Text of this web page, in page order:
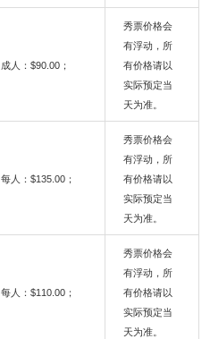
成人：$90.00；
秀票价格会
有浮动，所
有价格请以
实际预定当
天为准。
每人：$135.00；
秀票价格会
有浮动，所
有价格请以
实际预定当
天为准。
每人：$110.00；
秀票价格会
有浮动，所
有价格请以
实际预定当
天为准。